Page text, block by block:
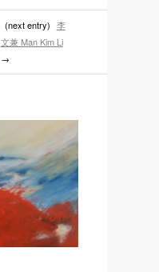
(next entry) 李
文兼 Man Kim Li
→